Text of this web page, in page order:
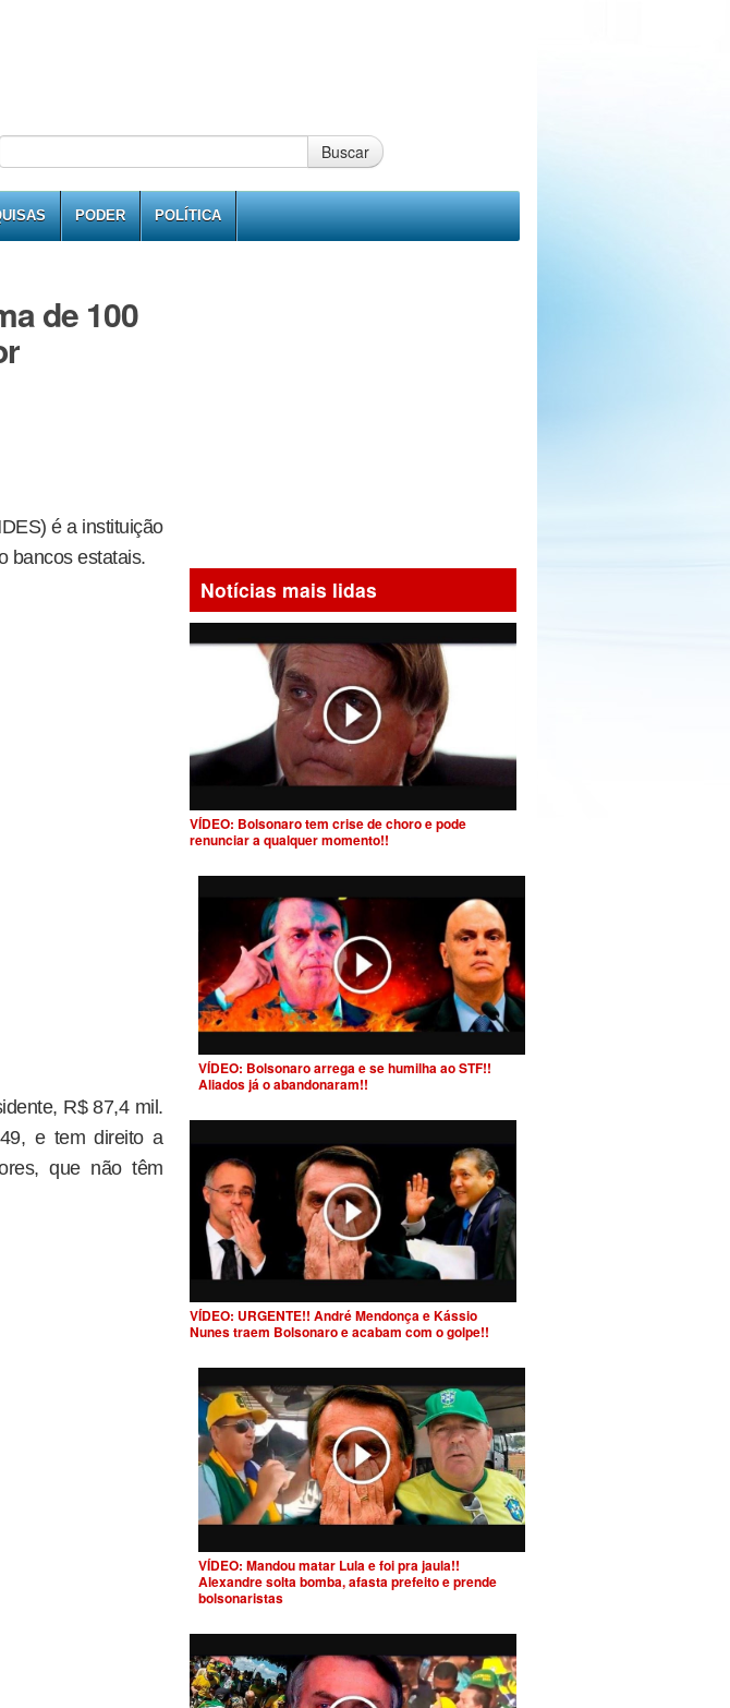
Buscar
PODER POLÍTICA
de 100
é a instituição
bancos estatais.
R$ 87,4 mil.
e tem direito a
que não têm
Notícias mais lidas
VÍDEO: Bolsonaro tem crise de choro e pode
renunciar a qualquer momento!!
VÍDEO: Bolsonaro arrega e se humilha ao STF!!
Aliados já o abandonaram!!
VÍDEO: URGENTE!! André Mendonça e Kássio
Nunes traem Bolsonaro e acabam com o golpe!!
VÍDEO: Mandou matar Lula e foi pra jaula!!
Alexandre solta bomba, afasta prefeito e prende
bolsonaristas